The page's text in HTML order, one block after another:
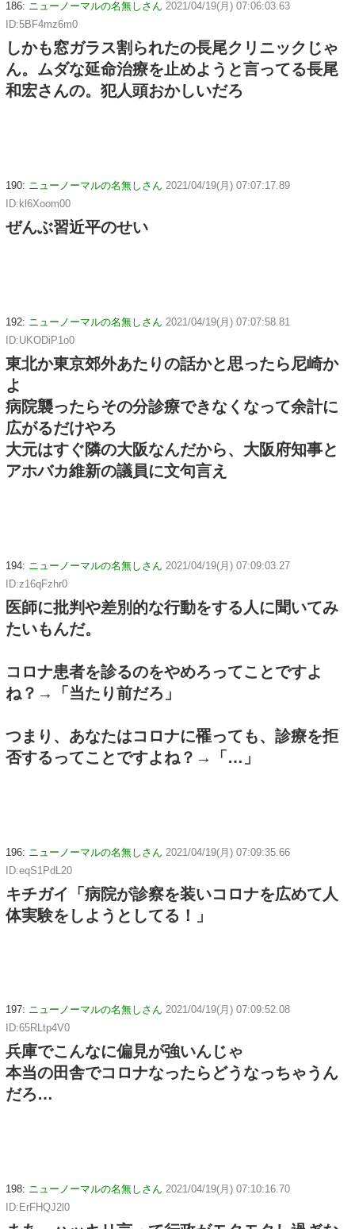
186: ニューノーマルの名無しさん 2021/04/19(月) 07:06:03.63
ID:5BF4mz6m0
しかも窓ガラス割られたの長尾クリニックじゃ
ん。ムダな延命治療を止めようと言ってる長尾
和宏さんの。犯人頭おかしいだろ
190: ニューノーマルの名無しさん 2021/04/19(月) 07:07:17.89
ID:kl6Xoom00
ぜんぶ習近平のせい
192: ニューノーマルの名無しさん 2021/04/19(月) 07:07:58.81
ID:UKODiP1o0
東北か東京郊外あたりの話かと思ったら尼崎か
よ
病院襲ったらその分診療できなくなって余計に
広がるだけやろ
大元はすぐ隣の大阪なんだから、大阪府知事と
アホバカ維新の議員に文句言え
194: ニューノーマルの名無しさん 2021/04/19(月) 07:09:03.27
ID:z16qFzhr0
医師に批判や差別的な行動をする人に聞いてみ
たいもんだ。
コロナ患者を診るのをやめろってことですよ
ね？→「当たり前だろ」
つまり、あなたはコロナに罹っても、診療を拒
否するってことですよね？→「…」
196: ニューノーマルの名無しさん 2021/04/19(月) 07:09:35.66
ID:eqS1PdL20
キチガイ「病院が診察を装いコロナを広めて人
体実験をしようとしてる！」
197: ニューノーマルの名無しさん 2021/04/19(月) 07:09:52.08
ID:65RLtp4V0
兵庫でこんなに偏見が強いんじゃ
本当の田舎でコロナなったらどうなっちゃうん
だろ…
198: ニューノーマルの名無しさん 2021/04/19(月) 07:10:16.70
ID:ErFHQJ2l0